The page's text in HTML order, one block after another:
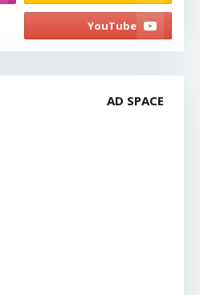
AD SPACE